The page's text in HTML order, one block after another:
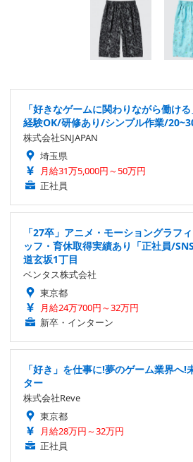
「好きなゲームに関わりながら働け
経験OK/研修あり/シンプル作業/
株式会社SNJAPAN
埼玉県
月給31万5,000円～50万円
正社員
「27卒」アニメ・モーショングラフ
ッフ・育休取得実績あり「正社員/
道玄坂1丁目
ベンタス株式会社
東京都
月給24万700円～32万円
新卒・インターン
「好き」を仕事に!夢のゲーム業界へ!
ター
株式会社Reve
東京都
月給28万円～32万円
正社員